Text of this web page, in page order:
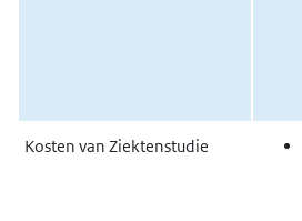
Kosten van Ziektenstudie